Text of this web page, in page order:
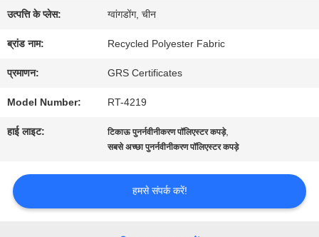
कारखाना
भ्रमण
गुणवत्ता
नियंत्रण
संपर्क
करें
उत्पत्ति के प्लेस: ग्वांगडोंग, चीन
ब्रांड नाम: Recycled Polyester Fabric
प्रमाणन: GRS Certificates
Model Number: RT-4219
हाई लाइट: टिकाऊ पुनर्नवीनीकरण पॉलिएस्टर कपड़े,
सबसे अच्छा पुनर्नवीनीकरण पॉलिएस्टर कपड़े
हमसे संपर्क करें!